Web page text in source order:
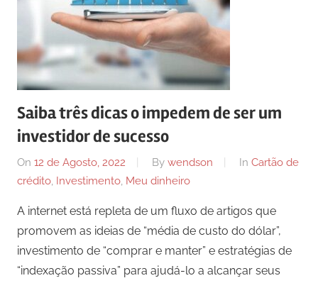
Saiba três dicas o impedem de ser um
investidor de sucesso
On 12 de Agosto, 2022 By wendson In Cartão de
crédito, Investimento, Meu dinheiro
A internet está repleta de um fluxo de artigos que
promovem as ideias de “média de custo do dólar”,
investimento de “comprar e manter” e estratégias de
“indexação passiva” para ajudá-lo a alcançar seus